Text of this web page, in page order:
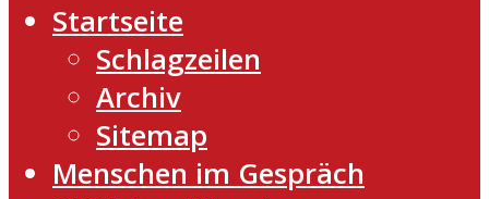
Startseite
Schlagzeilen
Archiv
Sitemap
Menschen im Gespräch